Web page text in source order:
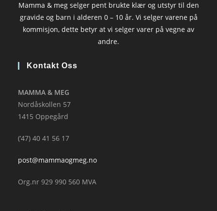
Mamma & meg selger pent brukte klær og utstyr til den
gravide og barn i alderen 0 – 10 år. Vi selger varene på
kommisjon, dette betyr at vi selger varer på vegne av
andre.
Kontakt Oss
MAMMA & MEG
Nordåskollen 57
1415 Oppegård
(’47) 40 41 56 17
post@mammaogmeg.no
Org.nr 929 990 560 MVA